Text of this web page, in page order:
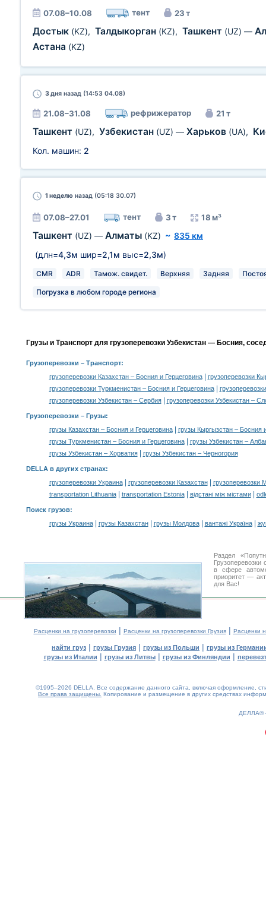
07.08–10.08 тент 23 т
Достык (KZ), Талдыкорган (KZ), Ташкент (UZ) —
Астана (KZ)
3 дня назад (14:53 04.08)
21.08–31.08 рефрижератор 21 т
Ташкент (UZ), Узбекистан (UZ) — Харьков (UA),
Кол. машин: 2
1 неделю назад (05:18 30.07)
07.08–27.01 тент 3 т 18 м³
Ташкент (UZ) — Алматы (KZ) ~ 835 км
(длн=4,3м шир=2,1м выс=2,3м)
CMR ADR Тамож. свидет. Верхняя Задняя
Погрузка в любом городе региона
Грузы и Транспорт для грузоперевозки Узбекистан — Босния,
Грузоперевозки – Транспорт:
грузоперевозки Казахстан – Босния и Герцеговина|
грузоперевозки
грузоперевозки Туркменистан – Босния и Герцеговина|
грузоперевозки Узбекистан – Сербия| грузоперевозки Узбекистан –
Грузоперевозки – Грузы:
грузы Казахстан – Босния и Герцеговина|
грузы Кыргызстан – Босния
грузы Туркменистан – Босния и Герцеговина|
грузы Узбекистан –
грузы Узбекистан – Хорватия| грузы Узбекистан – Черногория
DELLA в других странах:
грузоперевозки Украина| грузоперевозки Казахстан|
грузоперевозки
transportation Lithuania| transportation Estonia| відстані між містами|
Поиск грузов:
грузы Украина| грузы Казахстан| грузы Молдова| вантажі Україна|
Раздел
в сфере
приоритет —
для Вас!
Расценки на грузоперевозки | Расценки на грузоперевозки Грузия| Расценки
найти груз | грузы Грузия | грузы из Польши | грузы из
грузы из Италии | грузы из Литвы| грузы из Финляндии |
©1995–2026 DELLA. Все содержание данного сайта, включая оформление,
Все права защищены. Копирование и размещение в других средствах